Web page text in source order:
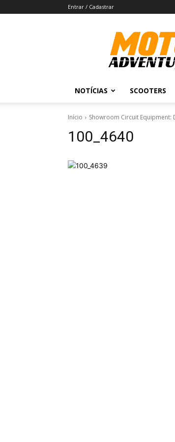
Entrar / Cadastrar
Revista
Moto
NOTÍCIAS SCOOTERS
Início Showroom Circuit
100_4640